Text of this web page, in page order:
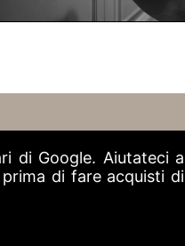
di Google. Aiutateci a
prima di fare acquisti di